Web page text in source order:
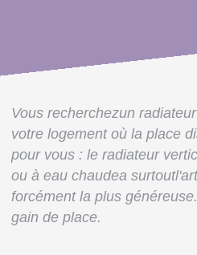
Vous recherchezun
votre logement où la place
pour vous : le radiateur
ou à eau chaudea
forcément la plus
gain de place.